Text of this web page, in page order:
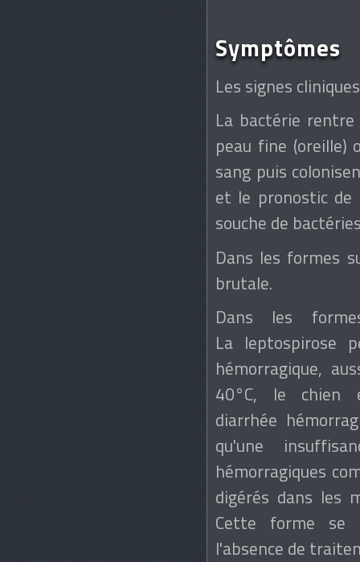
Symptômes
Les signes
La bactérie rentre
peau fine (oreille)
sang puis
et le pronostic
souche de
Dans les formes
brutale.
Dans les
La leptospirose
hémorragique,
40°C, le chien
diarrhée
qu'une
hémorragiques
digérés dans les
Cette forme se
l'absence de